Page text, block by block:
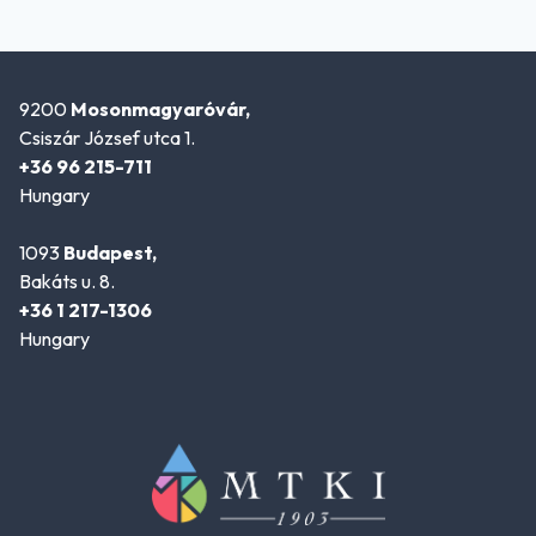
9200 Mosonmagyaróvár,
Csiszár József utca 1.
+36 96 215-711
Hungary
1093 Budapest,
Bakáts u. 8.
+36 1 217-1306
Hungary